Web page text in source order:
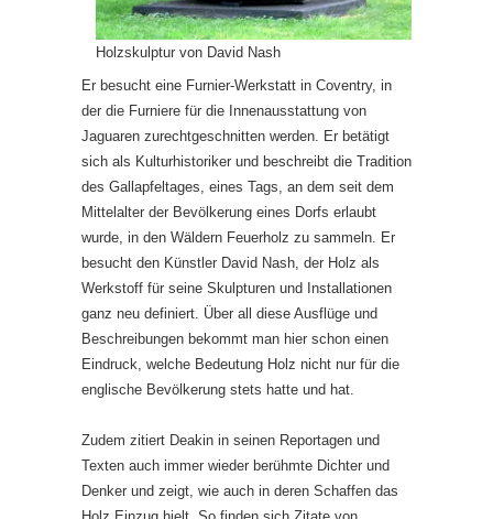
Holzskulptur von David Nash
Er besucht eine Furnier-Werkstatt in Coventry, in
der die Furniere für die Innenausstattung von
Jaguaren zurechtgeschnitten werden. Er betätigt
sich als Kulturhistoriker und beschreibt die Tradition
des Gallapfeltages, eines Tags, an dem seit dem
Mittelalter der Bevölkerung eines Dorfs erlaubt
wurde, in den Wäldern Feuerholz zu sammeln. Er
besucht den Künstler David Nash, der Holz als
Werkstoff für seine Skulpturen und Installationen
ganz neu definiert. Über all diese Ausflüge und
Beschreibungen bekommt man hier schon einen
Eindruck, welche Bedeutung Holz nicht nur für die
englische Bevölkerung stets hatte und hat.
Zudem zitiert Deakin in seinen Reportagen und
Texten auch immer wieder berühmte Dichter und
Denker und zeigt, wie auch in deren Schaffen das